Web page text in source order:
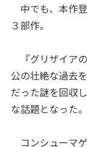
中でも、本作
３部作。
『グリザイア
公の壮絶な過去
だった謎を回収
な話題となった。
コンシューマ